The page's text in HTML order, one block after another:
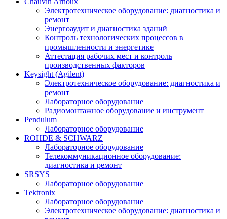
Электротехническое оборудование: диагностика и
ремонт
Энергоаудит и диагностика зданий
Контроль технологических процессов в
промышленности и энергетике
Аттестация рабочих мест и контроль
производственных факторов
Keysight (Agilent)
Электротехническое оборудование: диагностика и
ремонт
Лабораторное оборудование
Радиомонтажное оборудование и инструмент
Pendulum
Лабораторное оборудование
ROHDE & SCHWARZ
Лабораторное оборудование
Телекоммуникационное оборудование:
диагностика и ремонт
SRSYS
Лабораторное оборудование
Tektronix
Лабораторное оборудование
Электротехническое оборудование: диагностика и